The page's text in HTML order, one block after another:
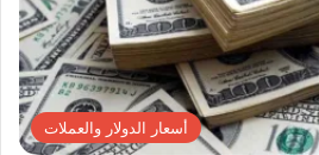
أسعار الدولار والعملات